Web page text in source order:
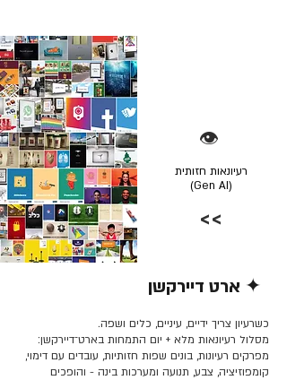
👁️
רעיונאות חזותית
(Gen AI)
>>
✦ ארט דיירקשן
כשרעיון צריך ידיים, עיניים, כלים ושפה.
מסלול רעיונאות מלא + יום התמחות בארט־דיירקשן:
מפרקים רעיונות, בונים שפות חזותיות, עובדים עם דימוי,
קומפוזיציה, צבע, תנועה ומערכות בינה - והופכים